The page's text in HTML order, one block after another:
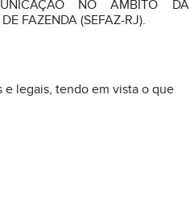
NO ÂMBITO DA
FAZENDA (SEFAZ-RJ).
legais, tendo em vista o que